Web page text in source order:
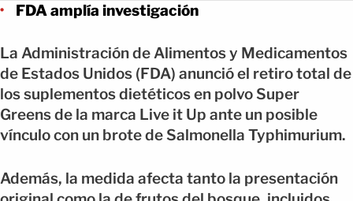
FDA amplía investigación
La Administración de Alimentos y Medicamentos
de Estados Unidos (FDA) anunció el retiro total de
los suplementos dietéticos en polvo Super
Greens de la marca Live it Up ante un posible
vínculo con un brote de Salmonella Typhimurium.
Además, la medida afecta tanto la presentación